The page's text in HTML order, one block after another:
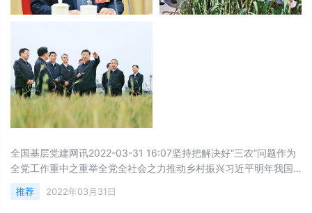
全国基层党建网讯2022-03-31 16:07坚持把解决好“三农”问题作为
全党工作重中之重举全党全社会之力推动乡村振兴习近平明年我国
将进入“十四五”时期，开启全面建设社会主义现代化国家新征程。在
这个重要历史交汇点，召开中央农村工作会议，时机重要，意义重
推荐 2022年03月31日